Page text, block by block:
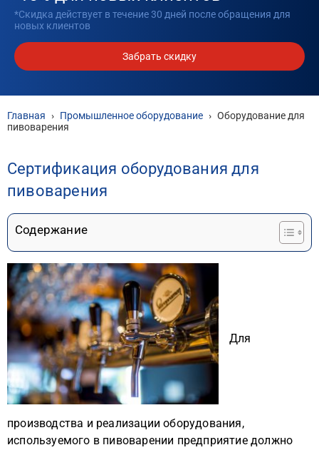
*Скидка действует в течение 30 дней после обращения для
новых клиентов
Забрать скидку
Главная › Промышленное оборудование › Оборудование для
пивоварения
Сертификация оборудования для
пивоварения
Содержание
Для
производства и реализации оборудования,
используемого в пивоварении предприятие должно